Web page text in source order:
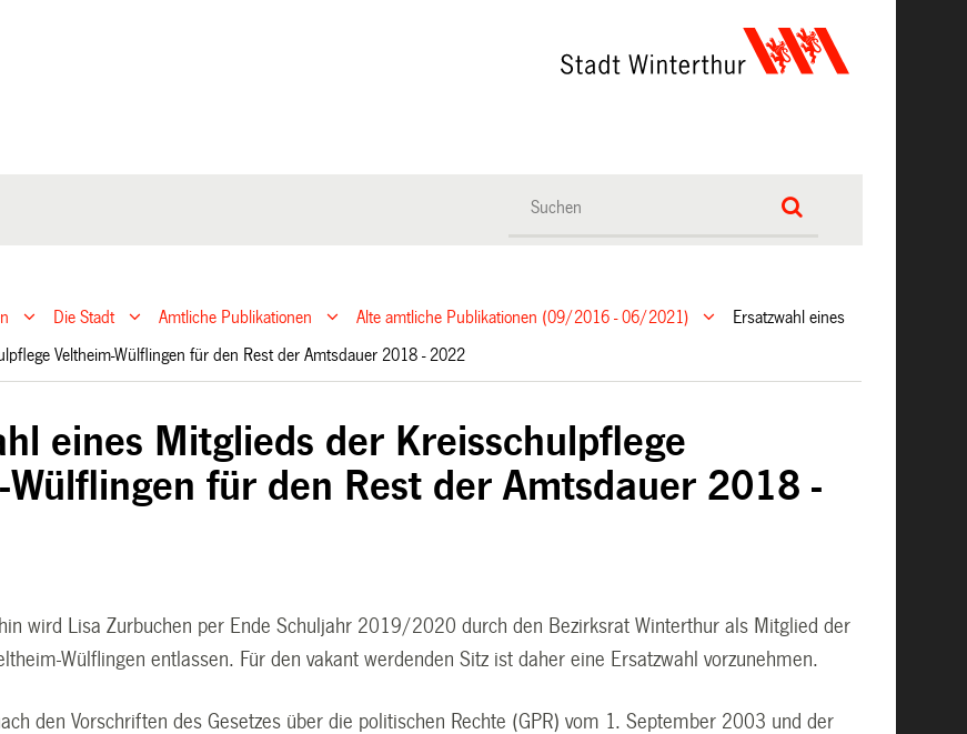
Die Stadt Amtliche Publikationen Alte amtliche Publikationen (09/2016 - 06/2021)
Ersatzwahl eines
Veltheim-Wülflingen für den Rest der Amtsdauer 2018 - 2022
eines Mitglieds der Kreisschulpflege
Wülflingen für den Rest der Amtsdauer 2018 -
wird Lisa Zurbuchen per Ende Schuljahr 2019/2020 durch den Bezirksrat Winterthur als Mitglied der
Wülflingen entlassen. Für den vakant werdenden Sitz ist daher eine Ersatzwahl vorzunehmen.
den Vorschriften des Gesetzes über die politischen Rechte (GPR) vom 1. September 2003 und der